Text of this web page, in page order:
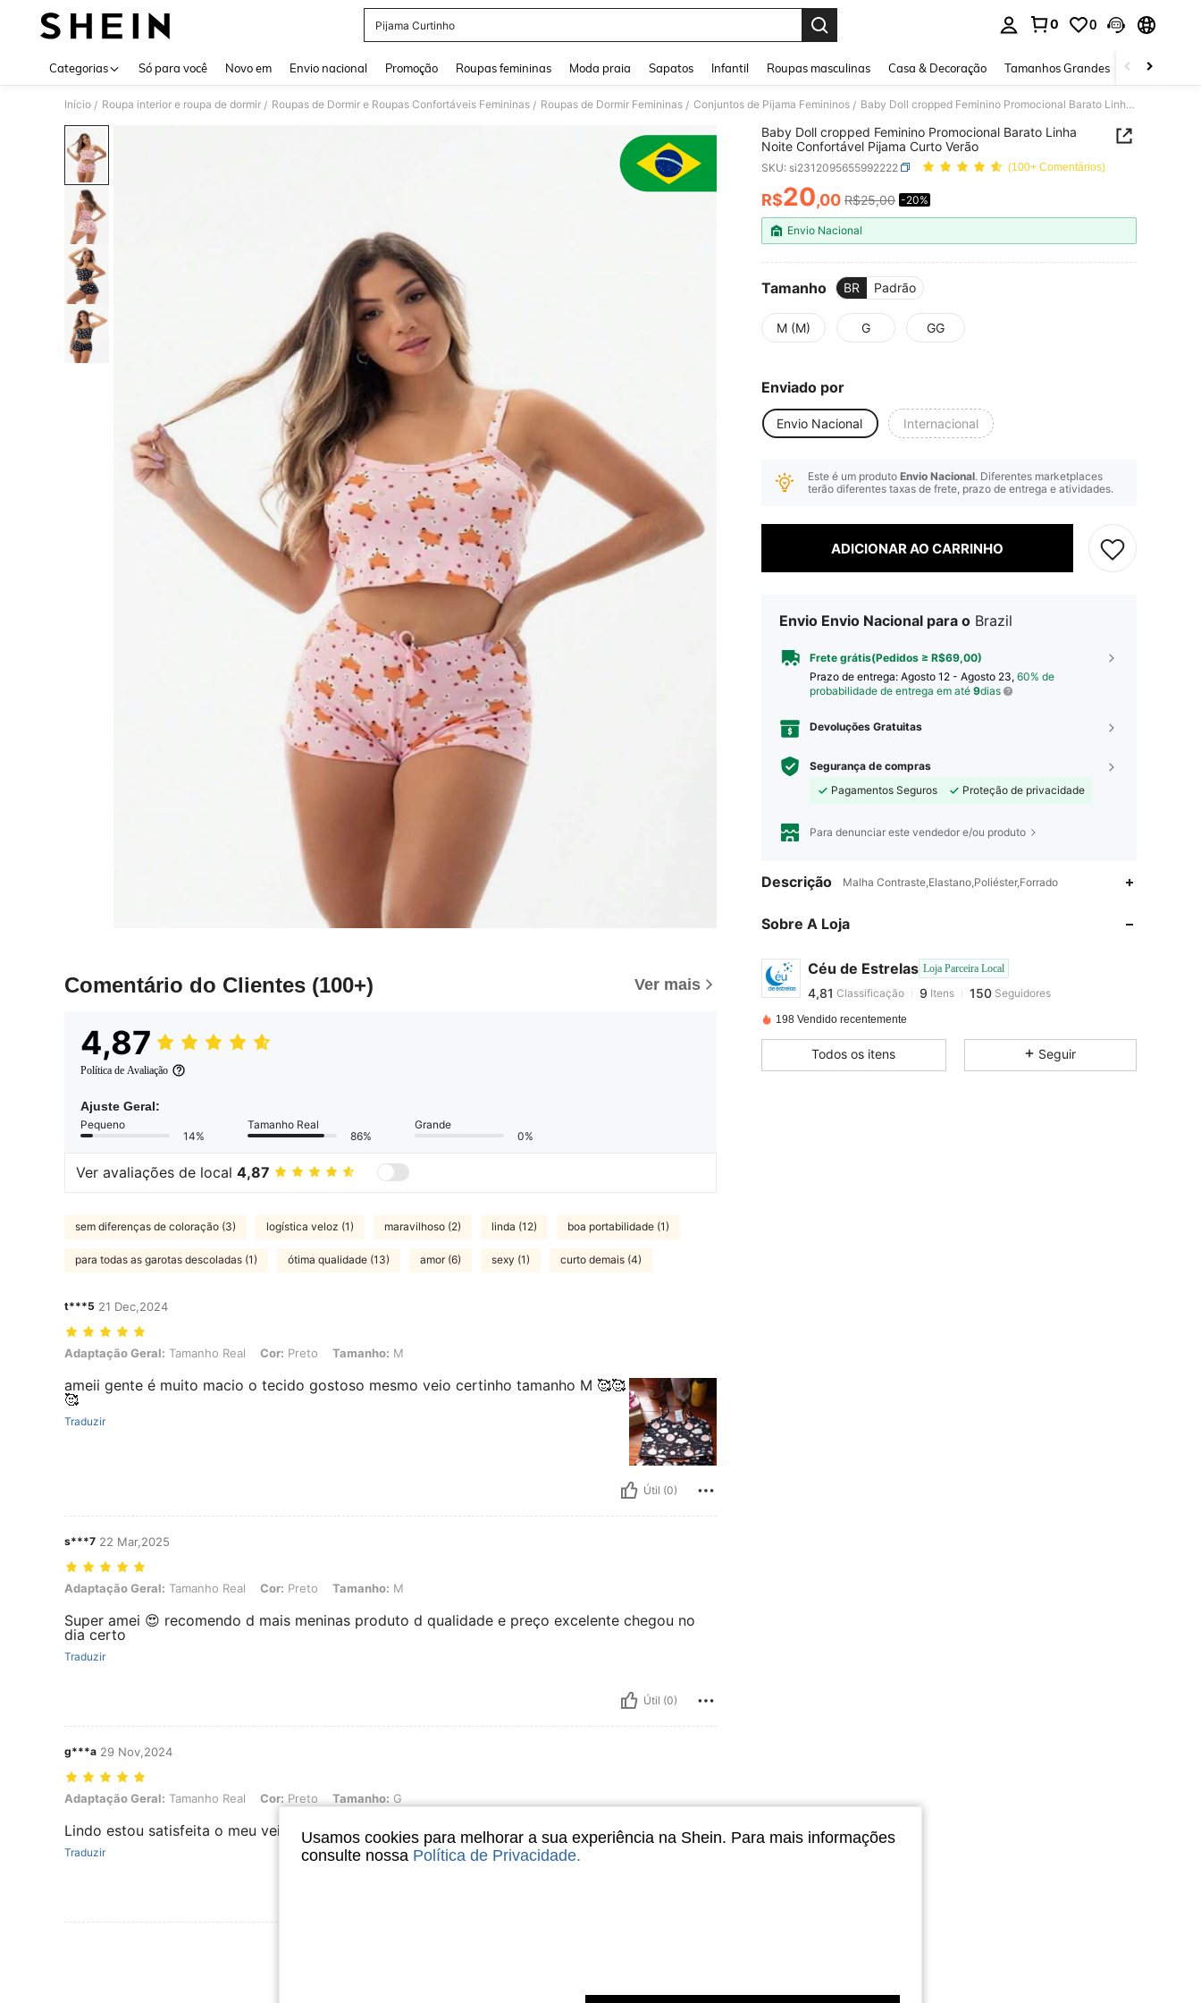
Pijama Curtinho
0 0
Categorias Só para você Novo em Envio nacional Promoção Roupas femininas Moda praia Sapatos Infantil Roupas masculinas Casa & Decoração Tamanhos Grandes Joias e
Início / Roupa interior e roupa de dormir / Roupas de Dormir e Roupas Confortáveis Femininas / Roupas de Dormir Femininas / Conjuntos de Pijama Femininos / Baby Doll cropped Feminino Promocional Barato Linha Noite Confortável Pijama Curto Verão
Comentário do Clientes (100+) Ver mais
4,87
Política de Avaliação
Ajuste Geral:
Pequeno
14%
Tamanho Real
86%
Grande
0%
Ver avaliações de local 4,87
sem diferenças de coloração (3) logística veloz (1) maravilhoso (2) linda (12) boa portabilidade (1)
para todas as garotas descoladas (1) ótima qualidade (13) amor (6) sexy (1) curto demais (4)
t***5 21 Dec,2024
Adaptação Geral: Tamanho Real, Cor: Preto, Tamanho: M
Adaptação Geral: Tamanho Real Cor: Preto Tamanho: M
ameii gente é muito macio o tecido gostoso mesmo veio certinho tamanho M 🥰🥰
🥰
Traduzir
Útil (0)
s***7 22 Mar,2025
Adaptação Geral: Tamanho Real, Cor: Preto, Tamanho: M
Adaptação Geral: Tamanho Real Cor: Preto Tamanho: M
Super amei 😍 recomendo d mais meninas produto d qualidade e preço excelente chegou no
dia certo
Traduzir
Útil (0)
g***a 29 Nov,2024
Adaptação Geral: Tamanho Real, Cor: Preto, Tamanho: G
Adaptação Geral: Tamanho Real Cor: Preto Tamanho: G
Lindo estou satisfeita o meu veio na cor azul
Traduzir
Baby Doll cropped Feminino Promocional Barato Linha
Noite Confortável Pijama Curto Verão
SKU: si2312095655992222 (100+ Comentários)
PRICE AND AVAILABILITY
R$20,00 R$25,00 -20%
Envio Nacional
Tamanho BR Padrão
M (M) G GG
Enviado por
Envio Nacional Internacional
Este é um produto Envio Nacional. Diferentes marketplaces
terão diferentes taxas de frete, prazo de entrega e atividades.
ADICIONAR AO CARRINHO
Envio Envio Nacional para o Brazil
Frete grátis(Pedidos ≥ R$69,00)
Prazo de entrega: Agosto 12 - Agosto 23, 60% de
probabilidade de entrega em até 9dias
Devoluções Gratuitas
Segurança de compras
Pagamentos Seguros
Proteção de privacidade
Para denunciar este vendedor e/ou produto
Descrição Malha Contraste,Elastano,Poliéster,Forrado
Sobre A Loja
Céu de Estrelas Loja Parceira Local
4,81 9 150
4,81
c***1pago 1 dia atrás
4,81 9 150
198 Vendido recentemente
Todos os itens Seguir
Usamos cookies para melhorar a sua experiência na Shein. Para mais informações
consulte nossa Política de Privacidade.